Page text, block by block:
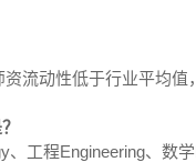
流动性低于行业平均
工程Engineering、数